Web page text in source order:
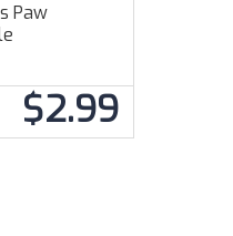
Paw
$2.99